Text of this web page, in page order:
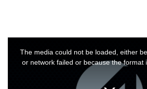
The media could not be loaded, either
or network failed or because the format